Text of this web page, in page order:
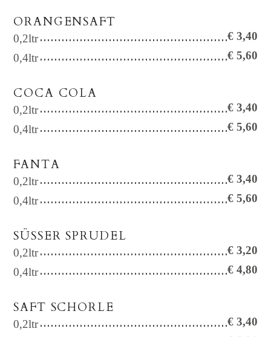
ORANGENSAFT
0,2ltr
€ 3,40
0,4ltr
€ 5,60
COCA COLA
0,2ltr
€ 3,40
0,4ltr
€ 5,60
FANTA
0,2ltr
€ 3,40
0,4ltr
€ 5,60
SÜSSER SPRUDEL
0,2ltr
€ 3,20
0,4ltr
€ 4,80
SAFT SCHORLE
0,2ltr
€ 3,40